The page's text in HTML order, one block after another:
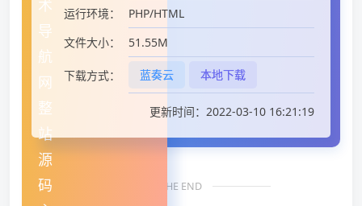
运行环境：
PHP/HTML
文件大小：
51.55M
下载方式： 蓝奏云 本地下载
更新时间：2022-03-10 16:21:19
THE END